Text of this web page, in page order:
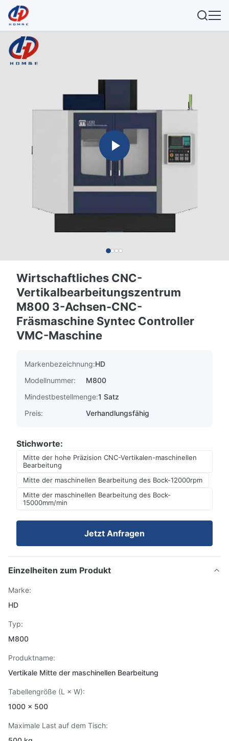
Wirtschaftliches CNC-
Vertikalbearbeitungszentrum
M800 3-Achsen-CNC-
Fräsmaschine Syntec Controller
VMC-Maschine
Markenbezeichnung:HD
Modellnummer:
M800
Mindestbestellmenge:1 Satz
Preis:
Verhandlungsfähig
Stichworte:
Mitte der hohe Präzision CNC-Vertikalen-maschinellen
Bearbeitung
Mitte der maschinellen Bearbeitung des Bock-12000rpm
Mitte der maschinellen Bearbeitung des Bock-
15000mm/min
Jetzt Anfragen
Einzelheiten zum Produkt
Marke:
HD
Typ:
M800
Produktname:
Vertikale Mitte der maschinellen Bearbeitung
Tabellengröße (L × W):
1000 × 500
Maximale Last auf dem Tisch: